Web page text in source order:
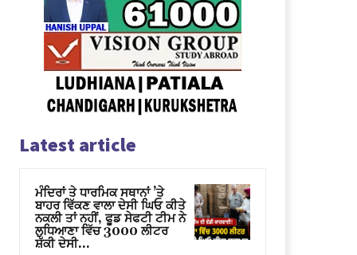
Latest article
ਮੰਦਿਰਾਂ ਤੇ ਧਾਰਮਿਕ ਸਥਾਨਾਂ ’ਤੇ
ਬਾਹਰ ਵਿੱਕਣ ਵਾਲਾ ਦੇਸੀ ਘਿਓ ਕੀਤੇ
ਨਕਲੀ ਤਾਂ ਨਹੀਂ, ਫੂਡ ਸੇਫਟੀ ਟੀਮ ਨੇ
ਲੁਧਿਆਣਾ ਵਿੱਚ 3000 ਲੀਟਰ
ਸ਼ੱਕੀ ਦੇਸੀ...